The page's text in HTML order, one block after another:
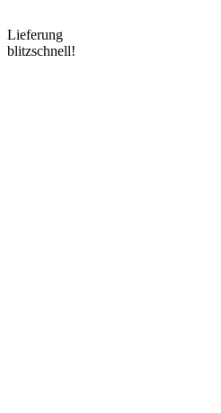
Lieferung
blitzschnell!